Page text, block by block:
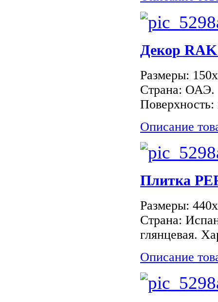
Декор
Размеры:
Страна: ОАЭ.
Поверхность:
Описание
Плитка
Размеры:
Страна:
глянцевая.
Описание